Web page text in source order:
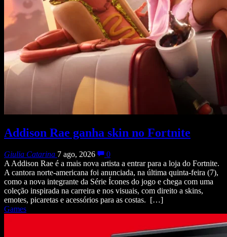
Addison Rae ganha skin no Fortnite
Giulia Catarina 7 ago, 2026
0
A Addison Rae é a mais nova artista a entrar para a loja do Fortnite.
A cantora norte-americana foi anunciada, na última quinta-feira (7),
como a nova integrante da Série Ícones do jogo e chega com uma
coleção inspirada na carreira e nos visuais, com direito a skins,
emotes, picaretas e acessórios para as costas. […]
Games